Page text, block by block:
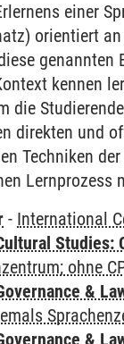
einer
orientiert
kennen
die
direkten und
Techniken
- International
Studies:
ohne
&
&